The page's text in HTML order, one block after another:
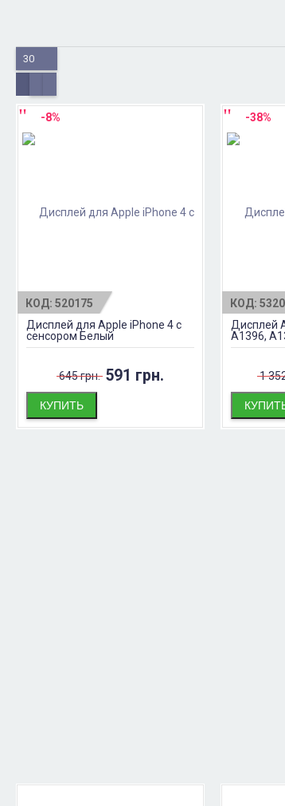
30
КОД: 520175
-8%
Дисплей для Apple iPhone 4 с
сенсором Белый
645 грн. 591 грн.
КУПИТЬ
КОД:
-38%
Дисплей
A1396,
1